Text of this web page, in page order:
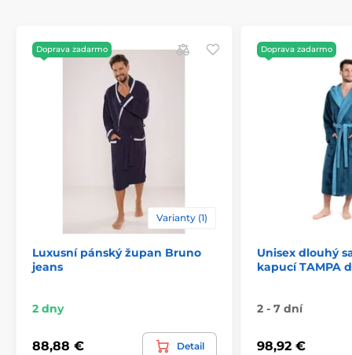
Doprava zadarmo
Varianty (1)
Luxusní pánský župan Bruno
jeans
2 dny
88,88 € Detail
Doprava zadarmo
Unisex dlouhý
kapucí TAMPA
2 - 7 dní
98,92 €